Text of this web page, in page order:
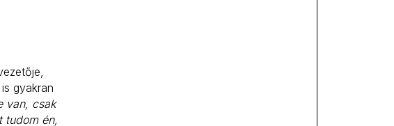
gyakran
van, csak
tudom én,